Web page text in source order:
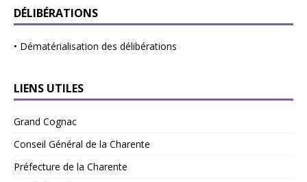
DÉLIBÉRATIONS
• Dématérialisation des délibérations
LIENS UTILES
Grand Cognac
Conseil Général de la Charente
Préfecture de la Charente